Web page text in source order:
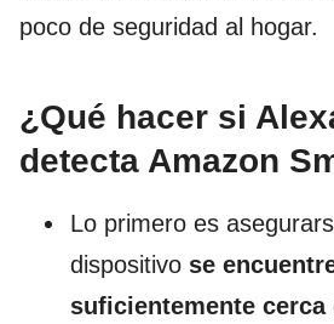
poco de seguridad al hogar.
¿Qué hacer si
detecta Amazon
Lo primero es
dispositivo se
suficientemente cerca